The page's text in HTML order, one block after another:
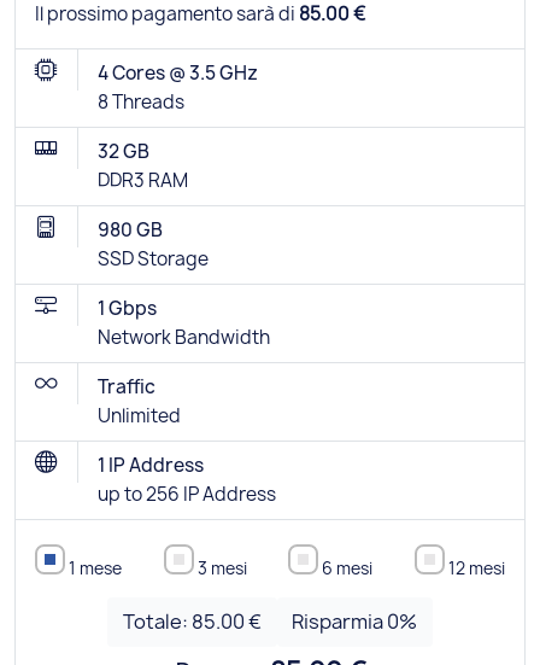
Il prossimo pagamento sarà di 85.00 €
4 Cores @ 3.5 GHz
8 Threads
32 GB
DDR3 RAM
980 GB
SSD Storage
1 Gbps
Network Bandwidth
Traffic
Unlimited
1 IP Address
up to 256 IP Address
1 mese 3 mesi 6 mesi 12 mesi
Totale: 85.00 € Risparmia0%